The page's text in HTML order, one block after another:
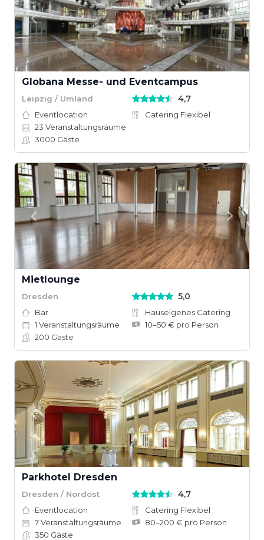
Globana Messe- und Eventcampus
Leipzig / Umland 4,7
Eventlocation
Catering Flexibel
23 Veranstaltungsräume
3000 Gäste
Mietlounge
Dresden 5,0
Bar
Hauseigenes Catering
1 Veranstaltungsräume
10–50 € pro Person
200 Gäste
Parkhotel Dresden
Dresden / Nordost 4,7
Eventlocation
Catering Flexibel
7Veranstaltungsräume
80–200 € pro Person
350 Gäste